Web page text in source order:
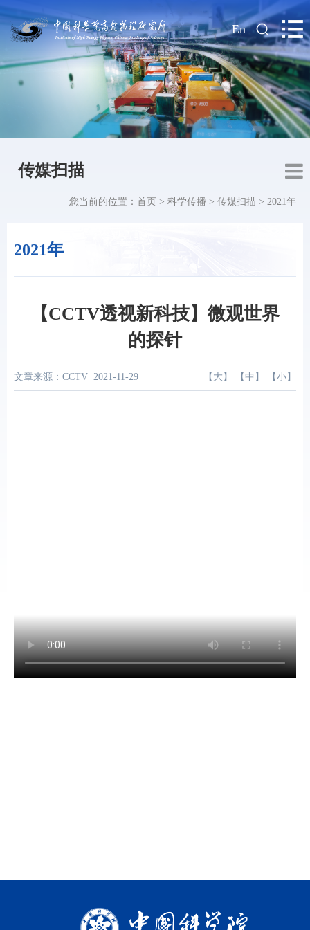
| En
传媒扫描
2021年
您当前的位置： 首页 > 科学传播 > 传媒扫描 > 2021年
【CCTV透视新科技】微观世界
的探针
文章来源：CCTV 2021-11-29 【 大 】 【 中 】 【 小 】